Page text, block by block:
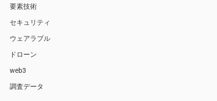
要素技術
セキュリティ
ウェアラブル
ドローン
web3
調査データ